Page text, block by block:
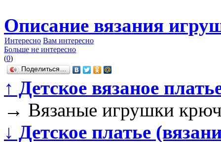
Описание вязания
Интересно Вам интересно
Больше не интересно
(0)
Поделиться…
↑ Детское вязаное
→ Вязаные игрушки
↓ Детское платье